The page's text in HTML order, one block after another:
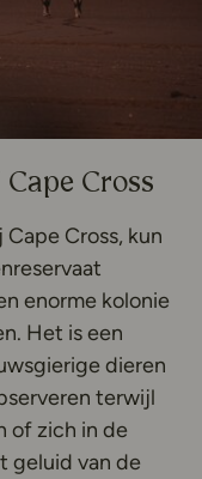
Cape Cross
Cross, kun
enorme kolonie
Het is een
dieren
terwijl
of zich in de
geluid van de